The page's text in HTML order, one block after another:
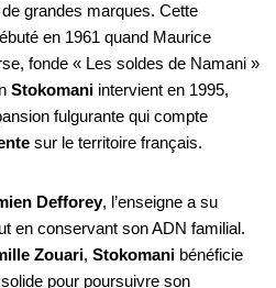
grandes marques. Cette
en 1961 quand Maurice
fonde « Les soldes de Namani »
Stokomani intervient en 1995,
fulgurante qui compte
sur le territoire français.
Defforey, l’enseigne a su
en conservant son ADN familial.
Zouari, Stokomani bénéficie
pour poursuivre son